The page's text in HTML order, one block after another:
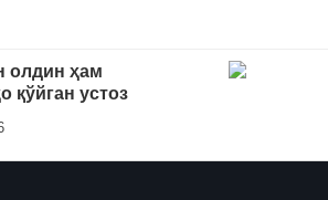
олдин ҳам
қўйган устоз